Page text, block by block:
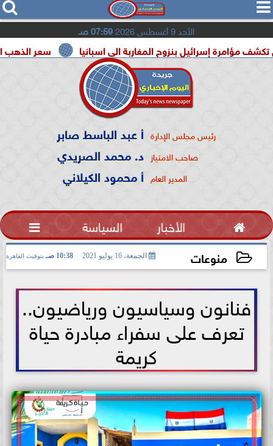
  
الأحد 9 أغسطس 2026 07:59 صـ
سعر الذهب اليوم السبت 8 أغسطس 2026 في إسرائيل بنزوح المغاربة الى اسبانيا
رئيس مجلس الإدارة أ عبد الباسط صابر
صاحب الامتياز د. محمد الصريدي
المدير العام أ محمود الكيلاني
 الأخبار السياسة 
منوعات الجمعة، 16 يوليو 2021 10:38 صـ بتوقيت القاهرة
فنانون وسياسيون ورياضيون..
تعرف على سفراء مبادرة حياة
كريمة